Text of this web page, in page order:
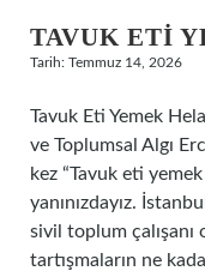
TAVUK ETI
Tarih: Temmuz 14, 2026
Tavuk Eti Yemek
ve Toplumsal Algı
kez “Tavuk eti
yanınızdayız.
sivil toplum çalışanı
tartışmaların ne